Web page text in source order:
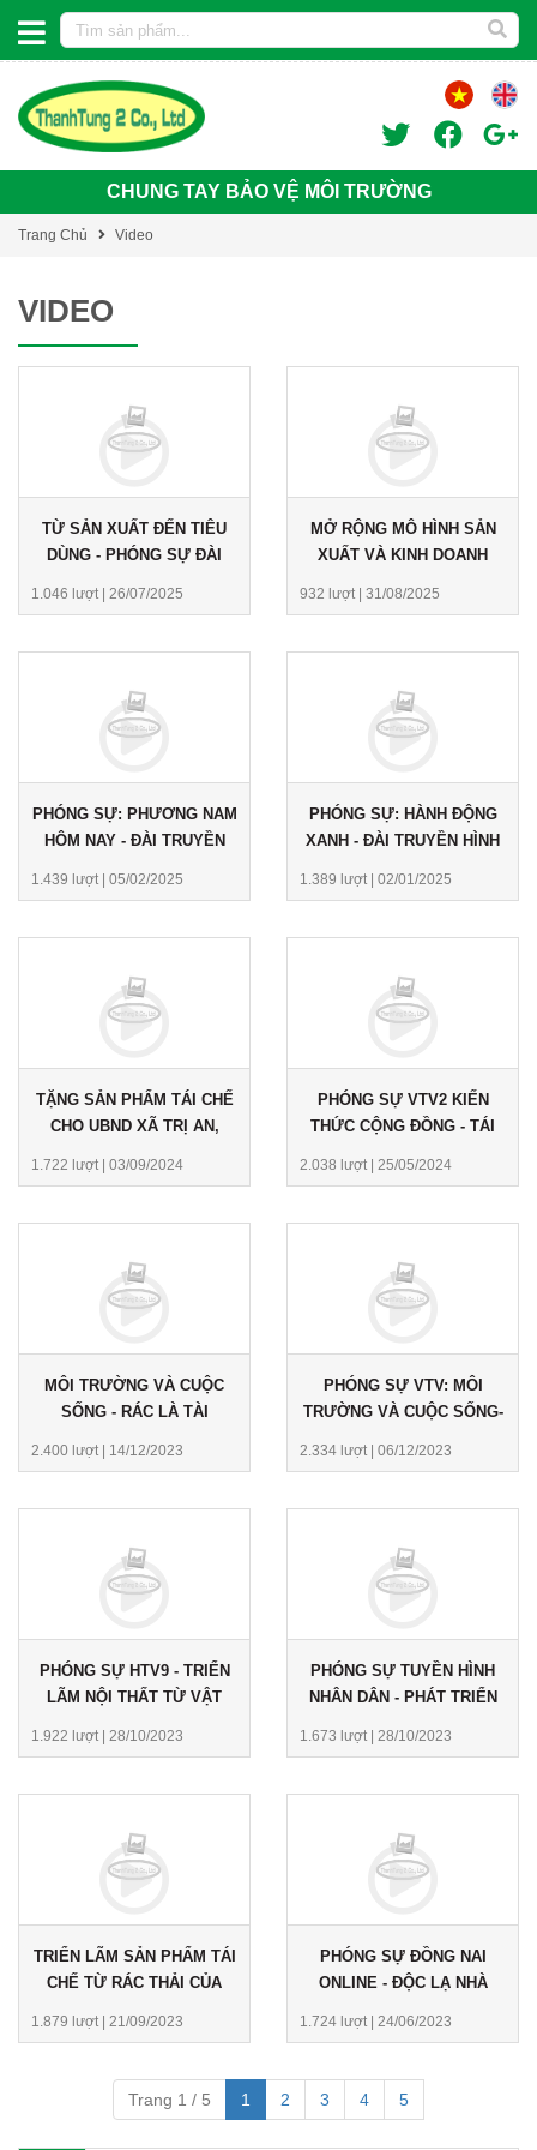
CHUNG TAY BẢO VỆ MÔI TRƯỜNG
Trang Chủ Video
VIDEO
TỪ SẢN XUẤT ĐẾN TIÊU
DÙNG - PHÓNG SỰ ĐÀI
HÌNH ĐỒNG NAI
1.046 lượt| 26/07/2025
MỞ RỘNG MÔ HÌNH SẢN
XUẤT VÀ KINH DOANH
932 lượt| 31/08/2025
PHÓNG SỰ: PHƯƠNG NAM
HÔM NAY - ĐÀI TRUYỀN
1.439 lượt| 05/02/2025
PHÓNG SỰ: HÀNH ĐỘNG
XANH - ĐÀI TRUYỀN HÌNH
1.389 lượt| 02/01/2025
TẶNG SẢN PHẨM TÁI CHẾ
CHO UBND XÃ TRỊ AN,
1.722 lượt| 03/09/2024
PHÓNG SỰ VTV2 KIẾN
THỨC CỘNG ĐỒNG - TÁI
THÀNH TRANH 3D
2.038 lượt| 25/05/2024
MÔI TRƯỜNG VÀ CUỘC
SỐNG - RÁC LÀ TÀI
2.400 lượt| 14/12/2023
PHÓNG SỰ VTV: MÔI
TRƯỜNG VÀ CUỘC SỐNG-
THIỆN MÔI TRƯỜNG
2.334 lượt| 06/12/2023
PHÓNG SỰ HTV9 - TRIỂN
LÃM NỘI THẤT TỪ VẬT
1.922 lượt| 28/10/2023
PHÓNG SỰ TUYỀN HÌNH
NHÂN DÂN - PHÁT TRIỂN
THEO HƯỚNG KINH TẾ
1.673 lượt| 28/10/2023
TRIỂN LÃM SẢN PHẨM TÁI
CHẾ TỪ RÁC THẢI CỦA
1.879 lượt| 21/09/2023
PHÓNG SỰ ĐỒNG NAI
ONLINE - ĐỘC LẠ NHÀ
1.724 lượt| 24/06/2023
Trang 1 / 5 1 2 3 4 5